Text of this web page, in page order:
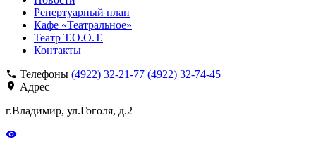
Репертуарный план
Кафе «Театральное»
Театр Т.О.О.Т.
Контакты
Телефоны (4922) 32-21-77 (4922) 32-74-45
Адрес
г.Владимир, ул.Гоголя, д.2